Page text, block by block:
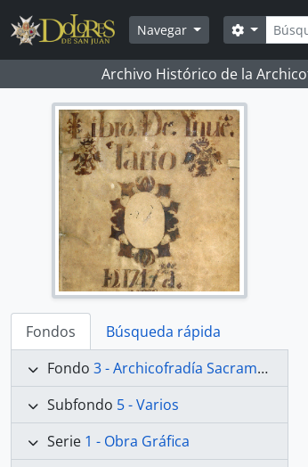
Skip to main content
Navegar
Search
Archivo Histórico de la
Fondos
Búsqueda rápida
Fondo 3 - Archicofradía Sacramental de Nuestra Señora de los Dolores
Subfondo 5 - Varios
Serie 1 - Obra Gráfica